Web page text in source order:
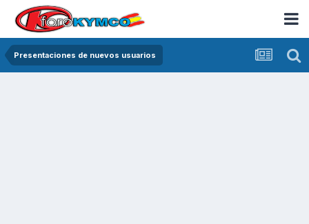
Presentaciones de nuevos usuarios